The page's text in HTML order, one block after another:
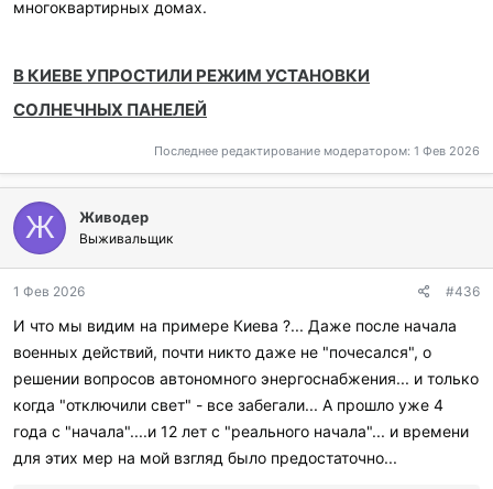
многоквартирных домах.
В КИЕВЕ УПРОСТИЛИ РЕЖИМ УСТАНОВКИ
СОЛНЕЧНЫХ ПАНЕЛЕЙ
Последнее редактирование модератором: 1 Фев 2026
Ж Живодер
Выживальщик
1 Фев 2026 #436
И что мы видим на примере Киева ?... Даже после начала
военных действий, почти никто даже не "почесался", о
решении вопросов автономного энергоснабжения... и только
когда "отключили свет" - все забегали... А прошло уже 4
года с "начала"....и 12 лет с "реального начала"... и времени
для этих мер на мой взгляд было предостаточно...